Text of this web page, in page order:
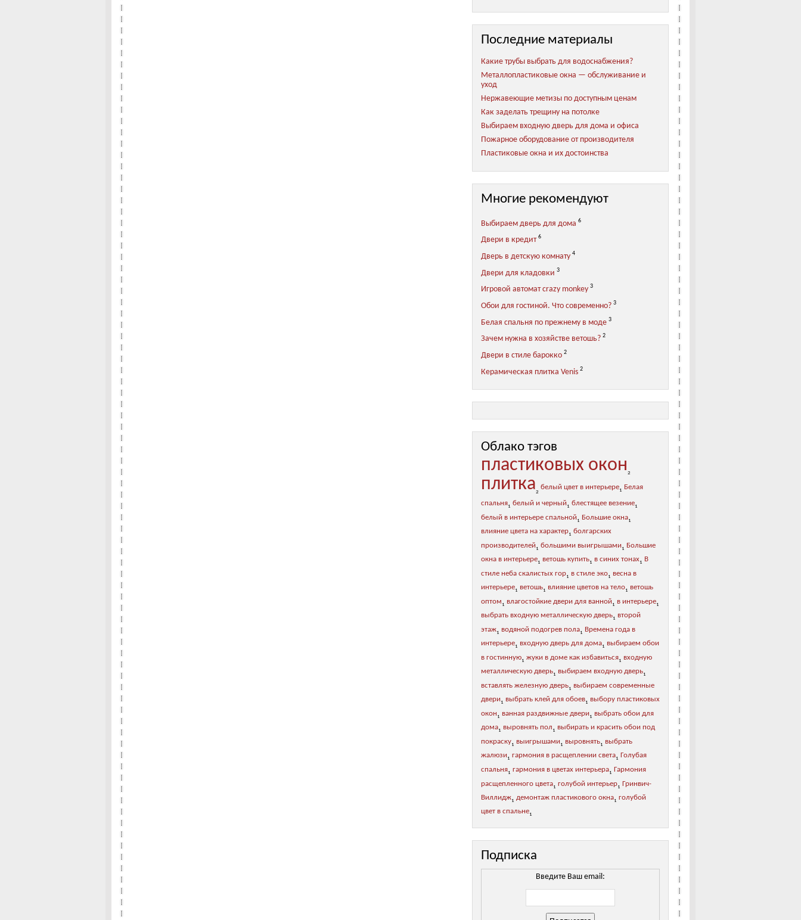
Последние материалы
Какие трубы выбрать для водоснабжения?
Металлопластиковые окна — обслуживание и
уход
Нержавеющие метизы по доступным ценам
Как заделать трещину на потолке
Выбираем входную дверь для дома и офиса
Пожарное оборудование от производителя
Пластиковые окна и их достоинства
Многие рекомендуют
Выбираем дверь для дома 6
Двери в кредит 6
Дверь в детскую комнату 4
Двери для кладовки 3
Игровой автомат crazy monkey 3
Обои для гостиной. Что современно? 3
Белая спальня по прежнему в моде 3
Зачем нужна в хозяйстве ветошь? 2
Двери в стиле барокко 2
Керамическая плитка Venis 2
Облако тэгов
пластиковых окон 2
плитка2
белый цвет в интерьере1 Белая
спальня1 белый и черный1 блестящее везение1
белый в интерьере спальной1 Большие окна1
влияние цвета на характер1 болгарских
производителей1 большими выигрышами1
Большие
окна в интерьере1 ветошь купить1 в синих тонах1
В
стиле неба скалистых гор1 в стиле эко1
весна в
интерьере1 ветошь1 влияние цветов на тело1
ветошь
оптом 1 влагостойкие двери для ванной1 в интерьере1
выбрать входную металлическую дверь1 второй
этаж1 водяной подогрев пола1
Времена года в
интерьере1 входную дверь для дома1 выбираем обои
в гостинную1 жуки в доме как избавиться1
входную
металлическую дверь1 выбираем входную дверь1
вставлять железную дверь1
выбираем современные
двери1 выбрать клей для обоев1 выбору пластиковых
окон 1 ванная раздвижные двери1
выбрать обои для
дома1 выровнять пол 1 выбирать и красить обои под
покраску1 выигрышами1 выровнять1
выбрать
жалюзи1 гармония в расщеплении света1 Голубая
спальня1 гармония в цветах интерьера1
Гармония
расщепленного цвета1 голубой интерьер1
Гринвич-
Виллидж1 демонтаж пластикового окна1 голубой
цвет в спальне1
Подписка
Введите Ваш email: